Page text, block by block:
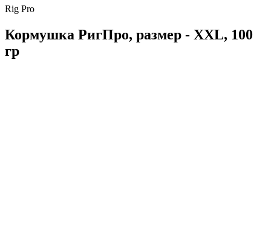
Rig Pro
Кормушка РигПро, размер - XXL, 100
гр